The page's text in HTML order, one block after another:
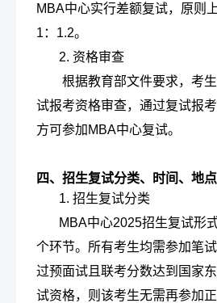
MBA中心实行差额复试，原则
1：1.2。
2. 资格审查
根据教育部文件要求，考
试报考资格审查，通过复试报
方可参加MBA中心复试。
四、招生复试分类、时间、地点
1. 招生复试分类
MBA中心2025招生复试形
个环节。所有考生均需参加笔
过预面试且联考分数达到国家
试资格，则该考生无需再参加